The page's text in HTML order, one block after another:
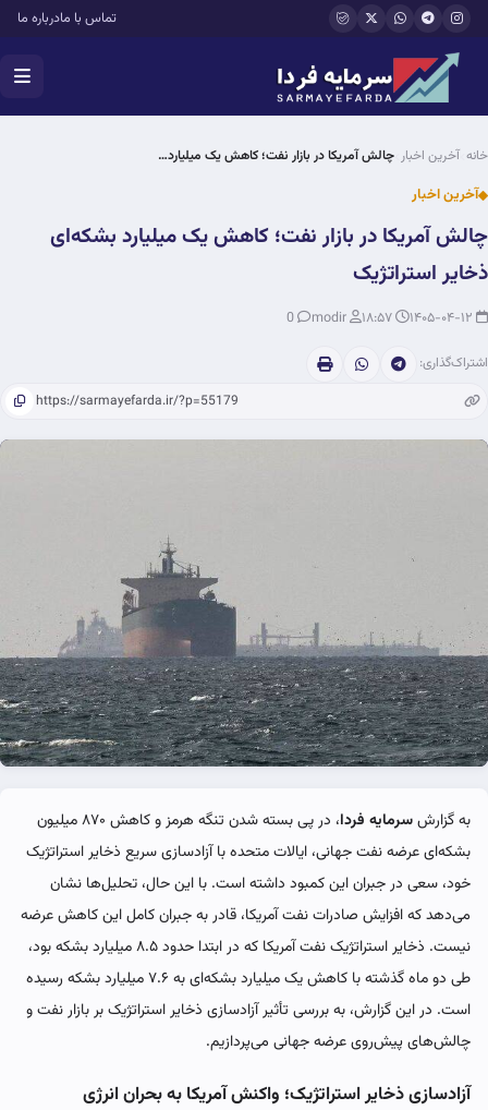
رفتن به محتوای اصلی تماس با مادرباره ما
خانه آخرین اخبار چالش آمریکا در بازار نفت؛ کاهش یک میلیارد…
آخرین اخبار
چالش آمریکا در بازار نفت؛ کاهش یک میلیارد بشکه‌ای
ذخایر استراتژیک
اشتراک‌گذاری:
به گزارشسرمایه فردا
، در پی بسته شدن تنگه هرمز و کاهش ۸۷۰ میلیون
بشکه‌ای عرضه نفت جهانی، ایالات متحده با آزادسازی سریع ذخایر استراتژیک
خود، سعی در جبران این کمبود داشته است. با این حال، تحلیل‌ها نشان
می‌دهد که افزایش صادرات نفت آمریکا، قادر به جبران کامل این کاهش عرضه
نیست. ذخایر استراتژیک نفت آمریکا که در ابتدا حدود ۸.۵ میلیارد بشکه بود،
طی دو ماه گذشته با کاهش یک میلیارد بشکه‌ای به ۷.۶ میلیارد بشکه رسیده
است. در این گزارش، به بررسی تأثیر آزادسازی ذخایر استراتژیک بر بازار نفت و
چالش‌های پیش‌روی عرضه جهانی می‌پردازیم.
آزادسازی ذخایر استراتژیک؛ واکنش آمریکا به بحران انرژی